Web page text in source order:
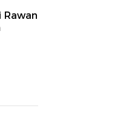
Rawan